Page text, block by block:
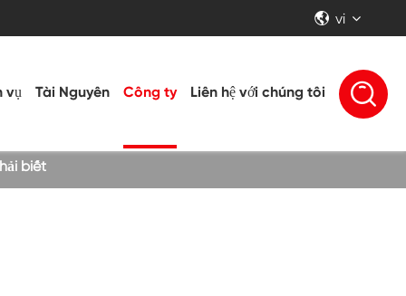
 vi
vụ Tài Nguyên Công ty Liên hệ với chúng tôi 
biết